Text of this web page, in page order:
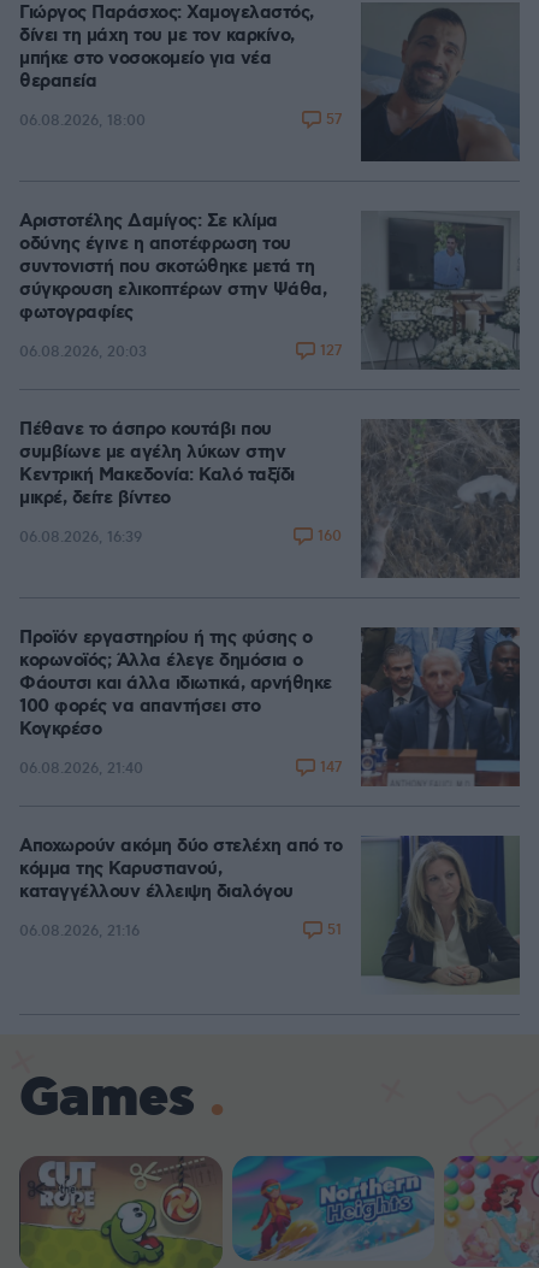
Γιώργος Παράσχος: Χαμογελαστός,
δίνει τη μάχη του με τον καρκίνο,
μπήκε στο νοσοκομείο για νέα
θεραπεία
06.08.2026, 18:00 57
Αριστοτέλης Δαμίγος: Σε κλίμα
οδύνης έγινε η αποτέφρωση του
συντονιστή που σκοτώθηκε μετά τη
σύγκρουση ελικοπτέρων στην Ψάθα,
φωτογραφίες
06.08.2026, 20:03 127
Πέθανε το άσπρο κουτάβι που
συμβίωνε με αγέλη λύκων στην
Κεντρική Μακεδονία: Καλό ταξίδι
μικρέ, δείτε βίντεο
06.08.2026, 16:39 160
Προϊόν εργαστηρίου ή της φύσης ο
κορωνοϊός; Άλλα έλεγε δημόσια ο
Φάουτσι και άλλα ιδιωτικά, αρνήθηκε
100 φορές να απαντήσει στο
Κογκρέσο
06.08.2026, 21:40 147
Αποχωρούν ακόμη δύο στελέχη από το
κόμμα της Καρυστιανού,
καταγγέλλουν έλλειψη διαλόγου
06.08.2026, 21:16 51
Games